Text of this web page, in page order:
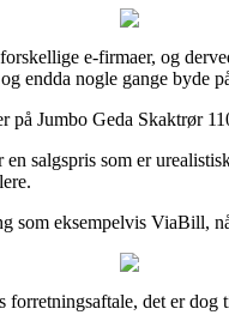
e-firmaer, og
endda nogle gange byde
Jumbo Geda Skaktrør
salgspris som er
eksempelvis ViaBill,
forretningsaftale, det er